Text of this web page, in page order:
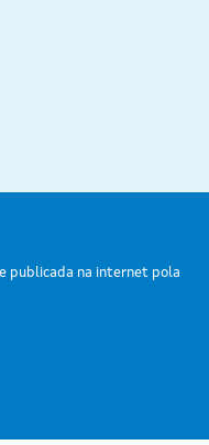
publicada na internet pola